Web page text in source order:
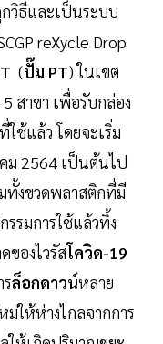
กวิธีและเป็นระบบ
reXycle Drop
(ปั๊ม PT) ในเขต
สาขา เพื่อรับกล่อง
ช้แล้ว โดยจะเริ่ม
ม 2564 เป็นต้นไป
ทั้งขวดพลาสติกที่มี
รมการใช้แล้วทิ้ง
ของไวรัสโควิด-19
ล็อกดาวน์หลาย
ให้ห่างไกลจากการ